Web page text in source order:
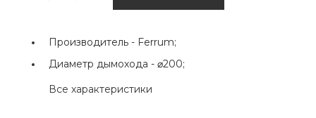
Производитель - Ferrum;
Диаметр дымохода - ⌀200;
Все характеристики